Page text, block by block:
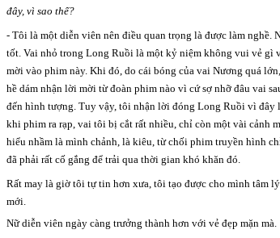
đây, vì sao thế?
- Tôi là một diễn viên nên điều quan trọng là được làm nghề.
tốt. Vai nhỏ trong Long Ruồi là một kỷ niệm không vui vẻ gì
mời vào phim này. Khi đó, do cái bóng của vai Nương quá
hề dám nhận lời mời từ đoàn phim nào vì cứ sợ nhỡ đâu vai
đến hình tượng. Tuy vậy, tôi nhận lời đóng Long Ruồi vì đây
khi phim ra rạp, vai tôi bị cắt rất nhiều, chỉ còn một vài cảnh
hiểu nhầm là mình chảnh, là kiêu, từ chối phim truyền hình
đã phải rất cố gắng để trải qua thời gian khó khăn đó.
Rất may là giờ tôi tự tin hơn xưa, tôi tạo được cho mình tâm
mới.
Nữ diễn viên ngày càng trưởng thành hơn với vẻ đẹp mặn mà.